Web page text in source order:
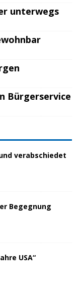
unterwegs
Bürgerservice
verabschiedet
Begegnung
USA“